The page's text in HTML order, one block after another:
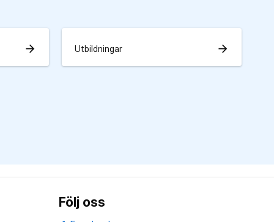
arrow_forward Utbildningar arrow_forward
Följ oss